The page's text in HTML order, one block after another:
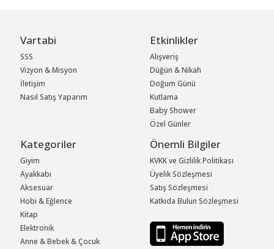
Vartabi
SSS
Vizyon & Misyon
İletişim
Nasıl Satış Yaparım
Etkinlikler
Alışveriş
Düğün & Nikah
Doğum Günü
Kutlama
Baby Shower
Özel Günler
Kategoriler
Giyim
Ayakkabı
Aksesuar
Hobi & Eğlence
Kitap
Elektronik
Anne & Bebek & Çocuk
Önemli Bilgiler
KVKK ve Gizlilik Politikası
Üyelik Sözleşmesi
Satış Sözleşmesi
Katkıda Bulun Sözleşmesi